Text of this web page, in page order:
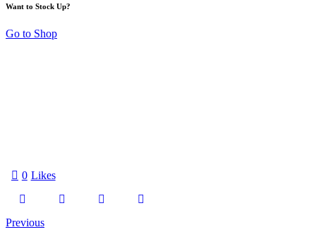
Want to Stock Up?
Go to Shop
0 Likes
Previous